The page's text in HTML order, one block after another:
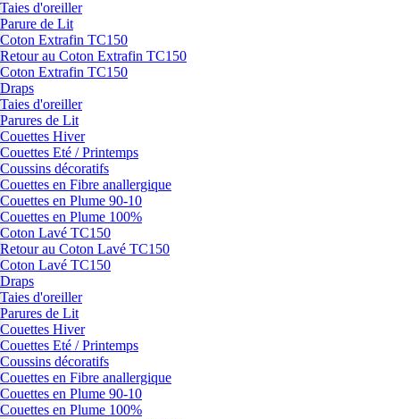
Taies d'oreiller
Parure de Lit
Coton Extrafin TC150
Retour au Coton Extrafin TC150
Coton Extrafin TC150
Draps
Taies d'oreiller
Parures de Lit
Couettes Hiver
Couettes Eté / Printemps
Coussins décoratifs
Couettes en Fibre anallergique
Couettes en Plume 90-10
Couettes en Plume 100%
Coton Lavé TC150
Retour au Coton Lavé TC150
Coton Lavé TC150
Draps
Taies d'oreiller
Parures de Lit
Couettes Hiver
Couettes Eté / Printemps
Coussins décoratifs
Couettes en Fibre anallergique
Couettes en Plume 90-10
Couettes en Plume 100%